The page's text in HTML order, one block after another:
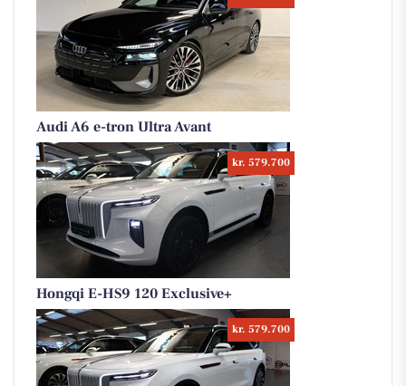
Audi A6 e-tron Ultra Avant
kr. 579.700
Hongqi E-HS9 120 Exclusive+
kr. 579.700